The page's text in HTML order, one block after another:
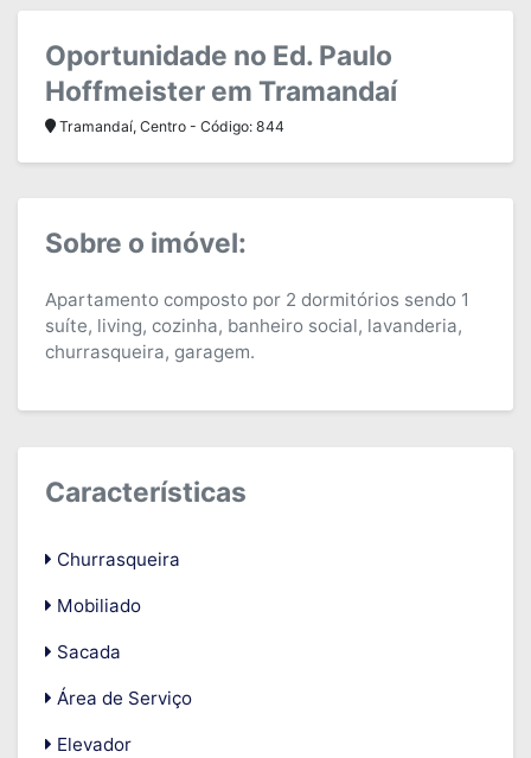
Oportunidade no Ed. Paulo
Hoffmeister em Tramandaí
Tramandaí, Centro - Código: 844
Sobre o imóvel:
Apartamento composto por 2 dormitórios sendo 1
suíte, living, cozinha, banheiro social, lavanderia,
churrasqueira, garagem.
Características
Churrasqueira
Mobiliado
Sacada
Área de Serviço
Elevador